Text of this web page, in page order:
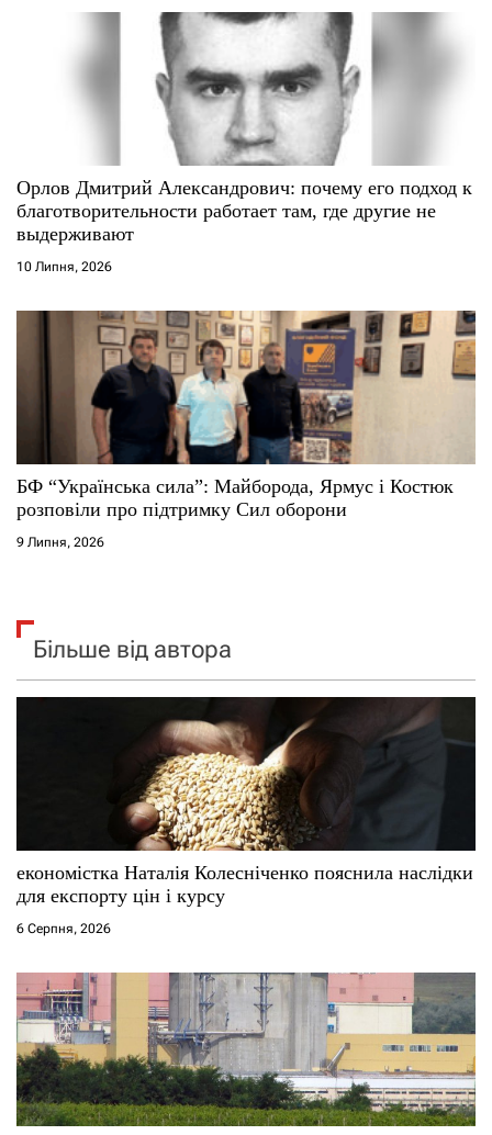
Орлов Дмитрий Александрович: почему его подход к
благотворительности работает там, где другие не
выдерживают
10 Липня, 2026
БФ “Українська сила”: Майборода, Ярмус і Костюк
розповіли про підтримку Сил оборони
9 Липня, 2026
Більше від автора
економістка Наталія Колесніченко пояснила наслідки
для експорту цін і курсу
6 Серпня, 2026